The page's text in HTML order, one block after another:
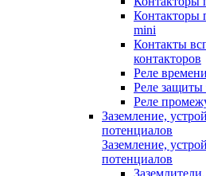
mini
Контакты
контакторов
Реле
Реле
Реле
Заземление,
потенциалов
Заземление,
потенциалов